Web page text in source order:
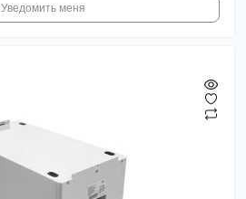
Уведомить меня